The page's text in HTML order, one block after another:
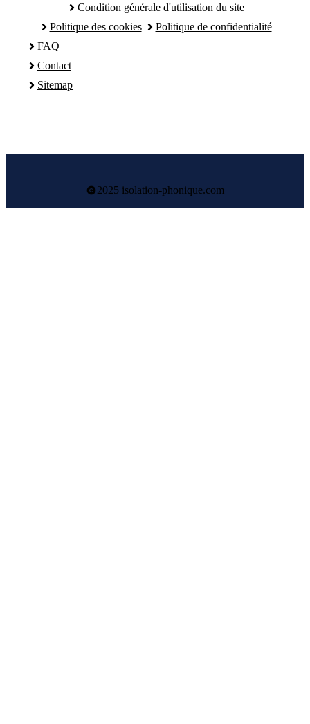
Condition générale d'utilisation du site
Politique des cookies
Politique de confidentialité
FAQ
Contact
Sitemap
2025 isolation-phonique.com